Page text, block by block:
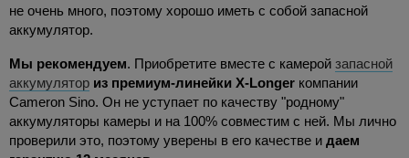
не очень много, поэтому хорошо иметь с собой запасной
аккумулятор.
Мы рекомендуем. Приобретите вместе с камерой запасной
аккумулятор из премиум-линейки X-Longer компании
Cameron Sino. Он не уступает по качеству "родному"
аккумуляторы камеры и на 100% совместим с ней. Мы лично
проверили это, поэтому уверены в его качестве и даем